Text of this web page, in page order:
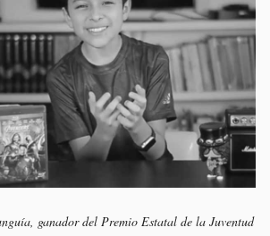
ganador del Premio Estatal de la Juventud